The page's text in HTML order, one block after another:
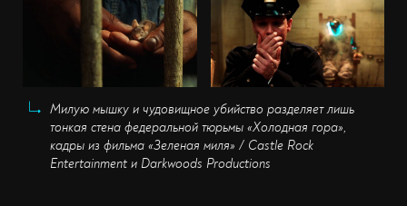
Милую мышку и чудовищное убийство разделяет лишь
тонкая стена федеральной тюрьмы «Холодная гора»,
кадры из фильма «Зеленая миля» / Castle Rock
Entertainment и Darkwoods Productions